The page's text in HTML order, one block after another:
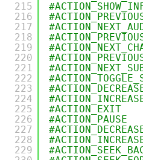
215
216
217
218
219
220
221
222
223
224
225
226
227
228
229
#ACTION_EXIT
#ACTION_PAUSE